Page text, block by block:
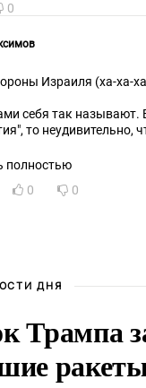
0
Израиля (ха-ха-
себя так называют.
то неудивительно,
полностью
0 0
ДНЯ
Трампа